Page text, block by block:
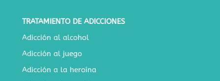
TRATAMIENTO DE ADICCIONES
Adicción al alcohol
Adicción al juego
Adicción a la heroína